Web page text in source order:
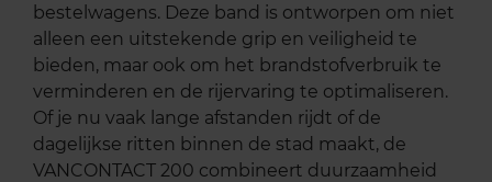
bestelwagens. Deze band is ontworpen om niet
alleen een uitstekende grip en veiligheid te
bieden, maar ook om het brandstofverbruik te
verminderen en de rijervaring te optimaliseren.
Of je nu vaak lange afstanden rijdt of de
dagelijkse ritten binnen de stad maakt, de
VANCONTACT 200 combineert duurzaamheid